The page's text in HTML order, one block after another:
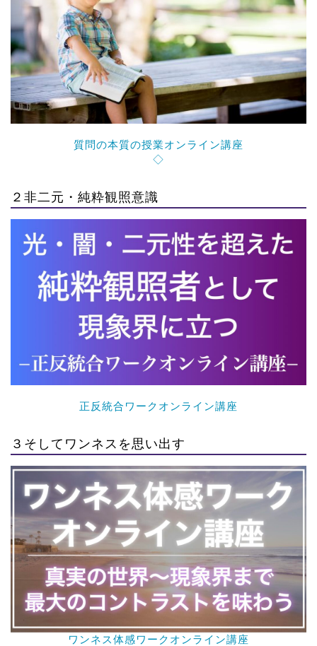
質問の本質の授業オンライン講座
◇
２非二元・純粋観照意識
正反統合ワークオンライン講座
３そしてワンネスを思い出す
ワンネス体感ワークオンライン講座